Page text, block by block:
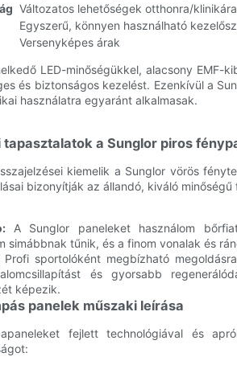
Változatos lehetőségek otthonra/klinikára
Egyszerű, könnyen használható
Versenyképes árak
LED-minőségükkel, alacsony EMF-
és biztonságos kezelést. Ezenkívül a
használatra egyaránt alkalmasak.
tapasztalatok a Sunglor piros
kiemelik a Sunglor vörös
bizonyítják az állandó, kiváló
A Sunglor paneleket használom
simábbnak tűnik, és a finom vonalak és
sportolóként megbízható
és gyorsabb
képezik.
panelek műszaki leírása
fejlett technológiával és